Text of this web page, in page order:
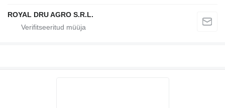
ROYAL DRU AGRO S.R.L.